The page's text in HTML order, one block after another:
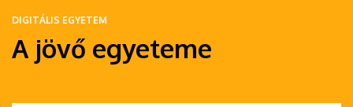
DIGITÁLIS EGYETEM
A jövő egyeteme